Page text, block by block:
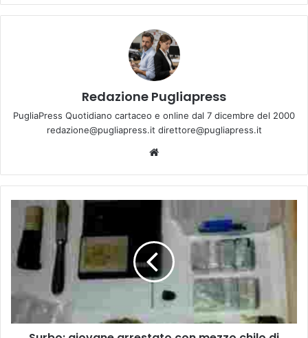
Redazione Pugliapress
PugliaPress Quotidiano cartaceo e online dal 7 dicembre del 2000
redazione@pugliapress.it direttore@pugliapress.it
Surbo:
giovane
arrestato
con
mezzo
di
nascosto